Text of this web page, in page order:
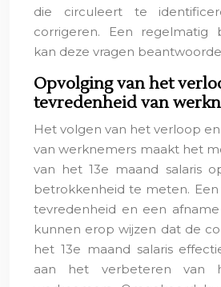
die circuleert te
corrigeren. Een regelmatig
kan deze vragen
Opvolging van het
tevredenheid van
Het volgen van het verloop
van werknemers maakt het
van het 13e maand salaris
betrokkenheid te meten.
tevredenheid en een
kunnen erop wijzen dat de
het 13e maand salaris
aan het verbeteren van